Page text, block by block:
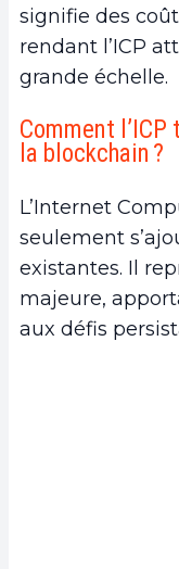
signifie des
rendant l’ICP
grande échelle.
Comment
la blockchain ?
L’Internet
seulement
existantes. Il
majeure,
aux défis